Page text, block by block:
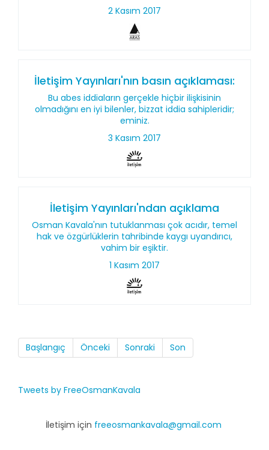
2 Kasım 2017
İletişim Yayınları'nın basın açıklaması:
Bu abes iddiaların gerçekle hiçbir ilişkisinin
olmadığını en iyi bilenler, bizzat iddia sahipleridir;
eminiz.
3 Kasım 2017
İletişim Yayınları'ndan açıklama
Osman Kavala'nın tutuklanması çok acıdır, temel
hak ve özgürlüklerin tahribinde kaygı uyandırıcı,
vahim bir eşiktir.
1 Kasım 2017
Başlangıç Önceki Sonraki Son
Tweets by FreeOsmanKavala
İletişim için freeosmankavala@gmail.com